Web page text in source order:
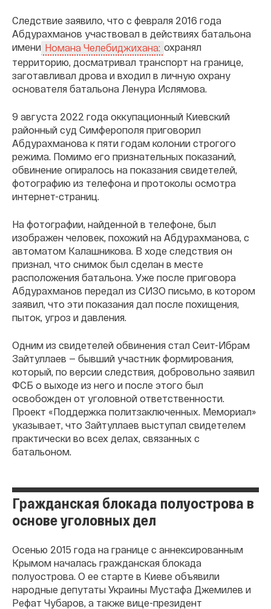
Следствие заявило, что с февраля 2016 года
Абдурахманов участвовал в действиях батальона
имени Номана Челебиджихана: охранял
территорию, досматривал транспорт на границе,
заготавливал дрова и входил в личную охрану
основателя батальона Ленура Ислямова.
9 августа 2022 года оккупационный Киевский
районный суд Симферополя приговорил
Абдурахманова к пяти годам колонии строгого
режима. Помимо его признательных показаний,
обвинение опиралось на показания свидетелей,
фотографию из телефона и протоколы осмотра
интернет-страниц.
На фотографии, найденной в телефоне, был
изображен человек, похожий на Абдурахманова, с
автоматом Калашникова. В ходе следствия он
признал, что снимок был сделан в месте
расположения батальона. Уже после приговора
Абдурахманов передал из СИЗО письмо, в котором
заявил, что эти показания дал после похищения,
пыток, угроз и давления.
Одним из свидетелей обвинения стал Сеит-Ибрам
Зайтуллаев — бывший участник формирования,
который, по версии следствия, добровольно заявил
ФСБ о выходе из него и после этого был
освобожден от уголовной ответственности.
Проект «Поддержка политзаключенных. Мемориал»
указывает, что Зайтуллаев выступал свидетелем
практически во всех делах, связанных с
батальоном.
Гражданская блокада полуострова в
основе уголовных дел
Осенью 2015 года на границе с аннексированным
Крымом началась гражданская блокада
полуострова. О ее старте в Киеве объявили
народные депутаты Украины Мустафа Джемилев и
Рефат Чубаров, а также вице-президент